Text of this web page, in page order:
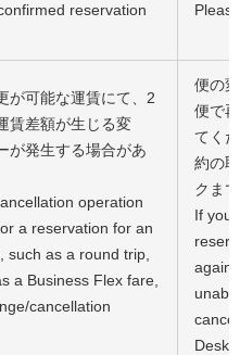
reservation
が可能な運賃にて、2
賃差額が生じる変
が発生する場合があ
operation
a reservation for an
such as a round trip,
a Business Flex fare,
cancellation
便の
便で
てく
約の
クま
If you
again
Desk.